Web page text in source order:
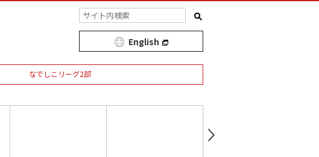
English
なでしこリーグ2部